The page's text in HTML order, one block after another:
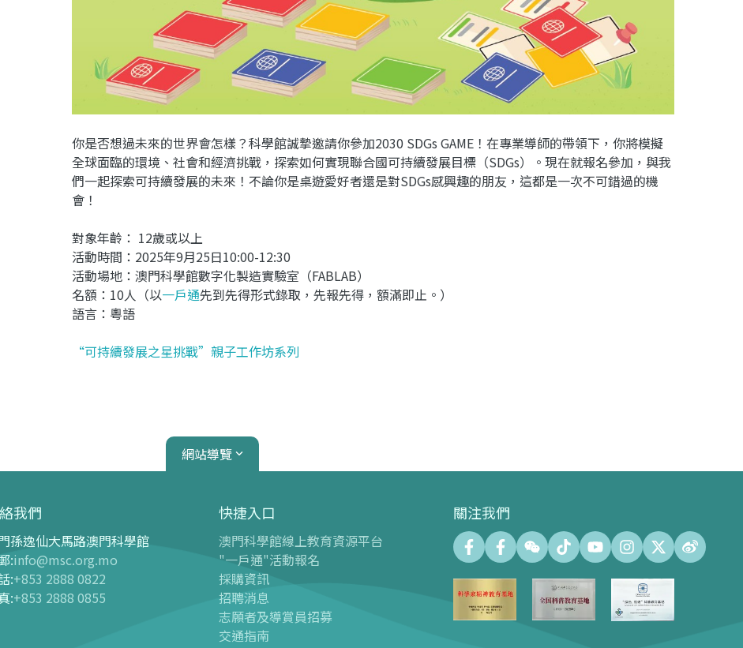
你是否想過未來的世界會怎樣？科學館誠摯邀請你參加2030 SDGs GAME！在專業導師的帶領下，你將模擬
全球面臨的環境、社會和經濟挑戰，探索如何實現聯合國可持續發展目標（SDGs）。現在就報名參加，與我
們一起探索可持續發展的未來！不論你是桌遊愛好者還是對SDGs感興趣的朋友，這都是一次不可錯過的機
會！
對象年齡： 12歲或以上
活動時間：2025年9月25日10:00-12:30
活動場地：澳門科學館數字化製造實驗室（FABLAB）
名額：10人（以一戶通先到先得形式錄取，先報先得，額滿即止。）
語言：粵語
“可持續發展之星挑戰”親子工作坊系列
網站導覽
中心
中心介紹
展覽
天文館
天文館介紹
球幕電影
- 最新球幕電影
會議中心
會議廳 (最大容納500人)
會議室 (最大容納140人)
我們
孫逸仙大馬路澳門科學館
:info@msc.org.mo
:+853 2888 0822
:+853 2888 0855
快捷入口
澳門科學館線上教育資源平台
"一戶通"活動報名
採購資訊
招聘消息
志願者及導賞員招募
交通指南
關注我們